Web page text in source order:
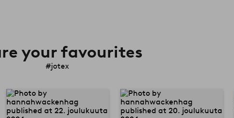
your favourites
#jotex